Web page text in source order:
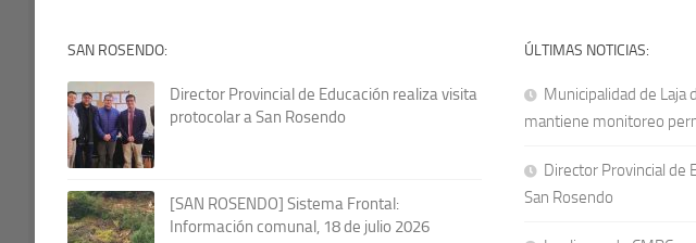
SAN ROSENDO:
Director Provincial de Educación realiza visita
protocolar a San Rosendo
[SAN ROSENDO] Sistema Frontal:
Información comunal, 18 de julio 2026
ÚLTIMAS NOTICIAS:
Municipalidad de Laja
mantiene monitoreo
Director Provincial de
San Rosendo